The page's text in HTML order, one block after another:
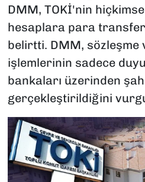
DMM, TOKİ'nin
hesaplara para
belirtti. DMM, sözleşme
işlemlerinin sadece
bankaları üzerinden
gerçekleştirildiğini